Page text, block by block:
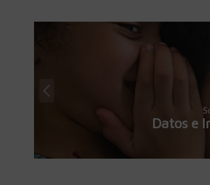
Datos e